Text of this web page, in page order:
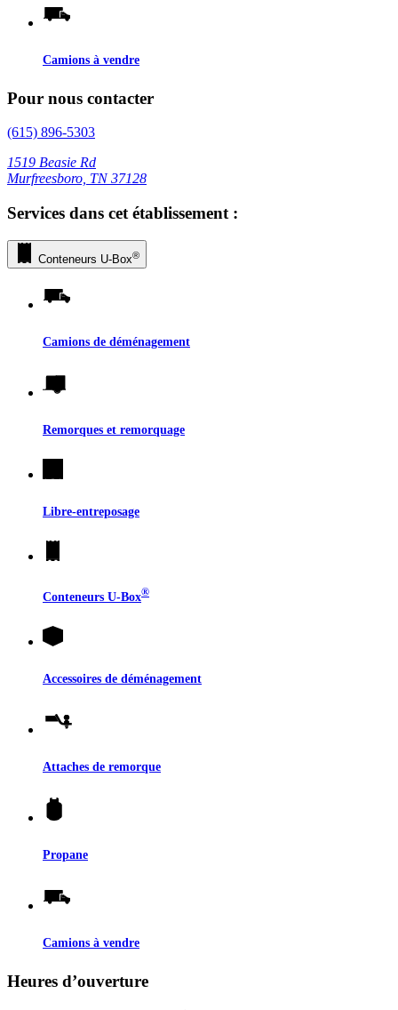
Camions à vendre
Pour nous contacter
(615) 896-5303
1519 Beasie Rd
Murfreesboro, TN 37128
Services dans cet établissement :
Conteneurs U-Box®
Camions de déménagement
Remorques et remorquage
Libre-entreposage
Conteneurs U-Box®
Accessoires de déménagement
Attaches de remorque
Propane
Camions à vendre
Heures d’ouverture